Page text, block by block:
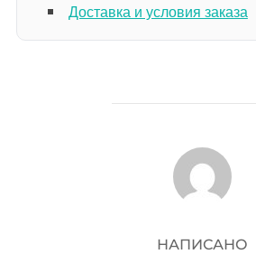
Доставка и условия заказа
АВТОР ЗАПИСИ
НАПИСАНО